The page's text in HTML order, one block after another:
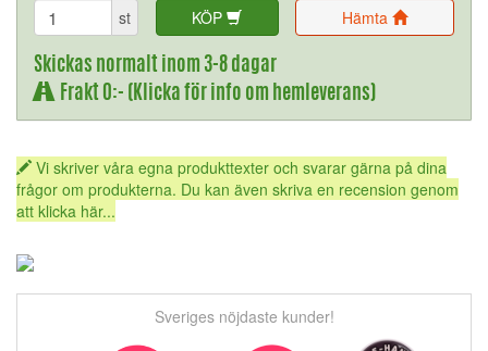
st KÖP Hämta
Skickas normalt inom 3-8 dagar
Frakt 0:- (Klicka för info om hemleverans)
Vi skriver våra egna produkttexter och svarar gärna på dina
frågor om produkterna. Du kan även skriva en recension genom
att klicka här...
Sveriges nöjdaste kunder!